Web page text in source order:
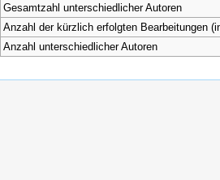
Gesamtzahl unterschiedlicher Autoren
Anzahl der kürzlich erfolgten Bearbeitungen
Anzahl unterschiedlicher Autoren